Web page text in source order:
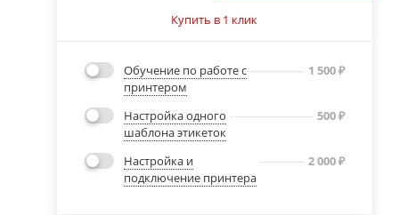
Купить в 1 клик
Обучение по работе с
принтером
1 500₽
Настройка одного
шаблона этикеток
500₽
Настройка и
подключение принтера
2 000₽